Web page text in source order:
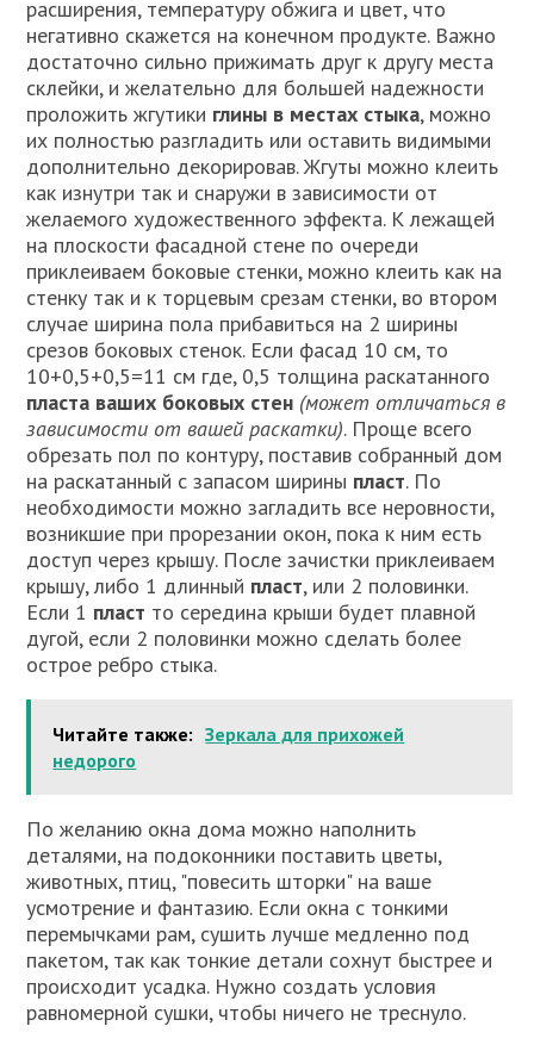
расширения, температуру обжига и цвет, что
негативно скажется на конечном продукте. Важно
достаточно сильно прижимать друг к другу места
склейки, и желательно для большей надежности
проложить жгутики глины в местах стыка, можно
их полностью разгладить или оставить видимыми
дополнительно декорировав. Жгуты можно клеить
как изнутри так и снаружи в зависимости от
желаемого художественного эффекта. К лежащей
на плоскости фасадной стене по очереди
приклеиваем боковые стенки, можно клеить как на
стенку так и к торцевым срезам стенки, во втором
случае ширина пола прибавиться на 2 ширины
срезов боковых стенок. Если фасад 10 см, то
10+0,5+0,5=11 см где, 0,5 толщина раскатанного
пласта ваших боковых стен (может отличаться в
зависимости от вашей раскатки). Проще всего
обрезать пол по контуру, поставив собранный дом
на раскатанный с запасом ширины пласт. По
необходимости можно загладить все неровности,
возникшие при прорезании окон, пока к ним есть
доступ через крышу. После зачистки приклеиваем
крышу, либо 1 длинный пласт, или 2 половинки.
Если 1 пласт то середина крыши будет плавной
дугой, если 2 половинки можно сделать более
острое ребро стыка.
Читайте также: Зеркала для прихожей
недорого
По желанию окна дома можно наполнить
деталями, на подоконники поставить цветы,
животных, птиц, "повесить шторки" на ваше
усмотрение и фантазию. Если окна с тонкими
перемычками рам, сушить лучше медленно под
пакетом, так как тонкие детали сохнут быстрее и
происходит усадка. Нужно создать условия
равномерной сушки, чтобы ничего не треснуло.